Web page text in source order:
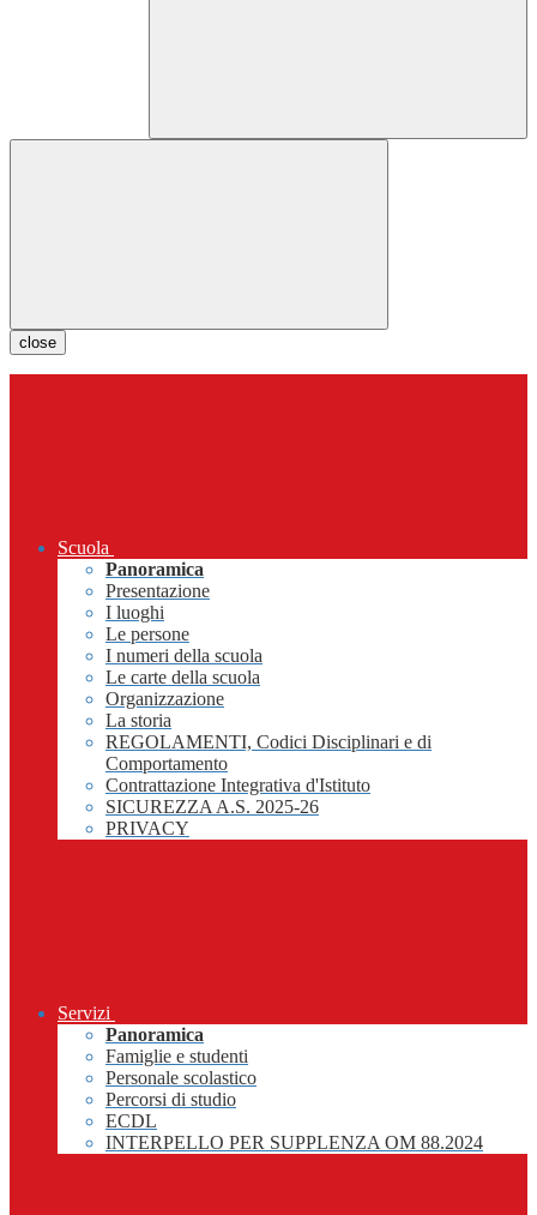
close
Scuola
Panoramica
Presentazione
I luoghi
Le persone
I numeri della scuola
Le carte della scuola
Organizzazione
La storia
REGOLAMENTI, Codici Disciplinari e di
Comportamento
Contrattazione Integrativa d'Istituto
SICUREZZA A.S. 2025-26
PRIVACY
Servizi
Panoramica
Famiglie e studenti
Personale scolastico
Percorsi di studio
ECDL
INTERPELLO PER SUPPLENZA OM 88.2024